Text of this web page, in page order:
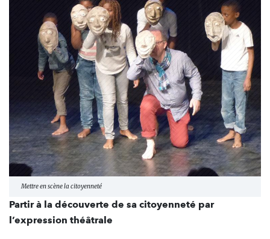
Mettre en scène la citoyenneté
Partir à la découverte de sa citoyenneté par
l’expression théâtrale